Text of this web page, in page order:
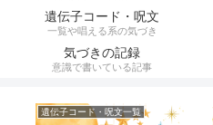
遺伝子コード・呪文
一覧や唱える系の気づき
気づきの記録
意識で書いている記事
遺伝子コード・呪文一覧